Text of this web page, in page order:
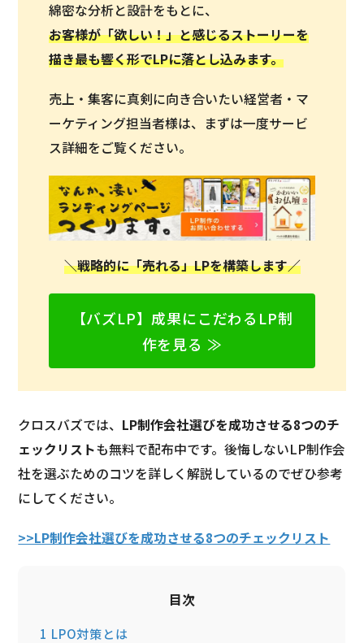
綿密な分析と設計をもとに、
お客様が「欲しい！」と感じるストーリーを
描き最も響く形でLPに落とし込みます。
売上・集客に真剣に向き合いたい経営者・マ
ーケティング担当者様は、まずは一度サービ
ス詳細をご覧ください。
＼戦略的に「売れる」LPを構築します／
【バズLP】成果にこだわるLP制
作を見る ≫
クロスバズでは、 LP制作会社選びを成功させる8つのチ
ェックリストも無料で配布中です。後悔しないLP制作会
社を選ぶためのコツを詳しく解説しているのでぜひ参考
にしてください。
>>LP制作会社選びを成功させる8つのチェックリスト
目次
1 LPO対策とは